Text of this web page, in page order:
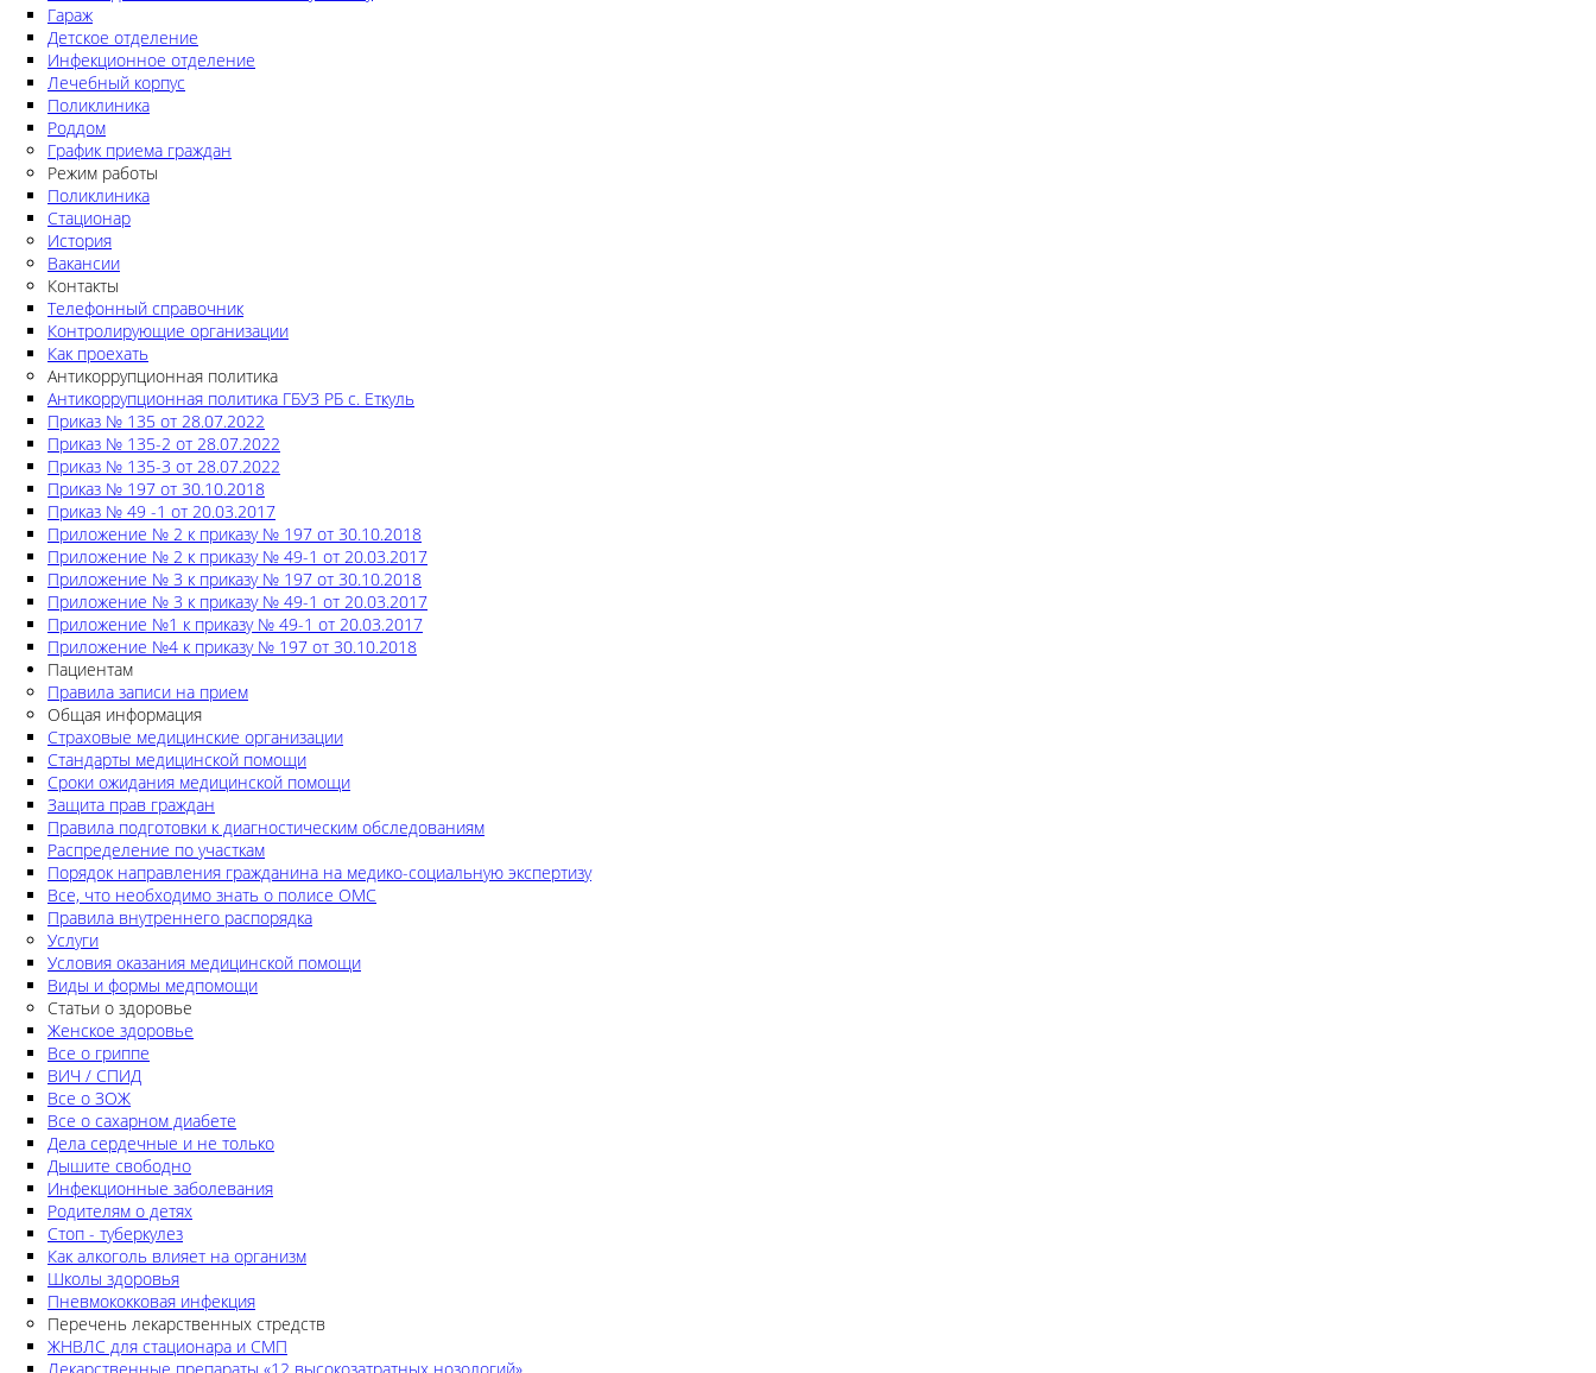
Гараж
Детское отделение
Инфекционное отделение
Лечебный корпус
Поликлиника
Роддом
График приема граждан
Режим работы
Поликлиника
Стационар
История
Вакансии
Контакты
Телефонный справочник
Контролирующие организации
Как проехать
Антикоррупционная политика
Антикоррупционная политика ГБУЗ РБ с. Еткуль
Приказ № 135 от 28.07.2022
Приказ № 135-2 от 28.07.2022
Приказ № 135-3 от 28.07.2022
Приказ № 197 от 30.10.2018
Приказ № 49 -1 от 20.03.2017
Приложение № 2 к приказу № 197 от 30.10.2018
Приложение № 2 к приказу № 49-1 от 20.03.2017
Приложение № 3 к приказу № 197 от 30.10.2018
Приложение № 3 к приказу № 49-1 от 20.03.2017
Приложение №1 к приказу № 49-1 от 20.03.2017
Приложение №4 к приказу № 197 от 30.10.2018
Пациентам
Правила записи на прием
Общая информация
Страховые медицинские организации
Стандарты медицинской помощи
Сроки ожидания медицинской помощи
Защита прав граждан
Правила подготовки к диагностическим обследованиям
Распределение по участкам
Порядок направления гражданина на медико-социальную экспертизу
Все, что необходимо знать о полисе ОМС
Правила внутреннего распорядка
Услуги
Условия оказания медицинской помощи
Виды и формы медпомощи
Статьи о здоровье
Женское здоровье
Все о гриппе
ВИЧ / СПИД
Все о ЗОЖ
Все о сахарном диабете
Дела сердечные и не только
Дышите свободно
Инфекционные заболевания
Родителям о детях
Стоп - туберкулез
Как алкоголь влияет на организм
Школы здоровья
Пневмококковая инфекция
Перечень лекарственных стредств
ЖНВЛС для стационара и СМП